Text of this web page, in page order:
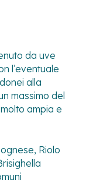
da uve
l’eventuale
alla
massimo del
ampia e
Riolo